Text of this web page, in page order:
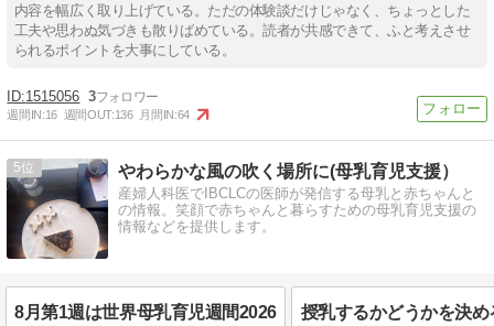
内容を幅広く取り上げている。ただの体験談だけじゃなく、ちょっとした
工夫や思わぬ気づきも散りばめている。読者が共感できて、ふと考えさせ
られるポイントを大事にしている。
1515056 3
週間IN:16 週間OUT:136 月間IN:64
5 やわらかな風の吹く場所に(母乳育児支援）
産婦人科医でIBCLCの医師が発信する母乳と赤ちゃんと
の情報。笑顔で赤ちゃんと暮らすための母乳育児支援の
情報などを提供します。
8月第1週は世界母乳育児週間2026